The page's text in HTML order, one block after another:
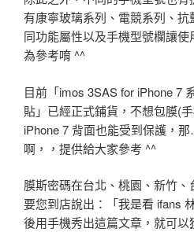
有康寧玻璃系列、電競系列、
同功能屬性以及手機型號欄讓
為參考唷 ^^
目前「imos 3SAS for iPhone 7
貼」已經正式鋪貨，不想包膜(
iPhone 7 背面也能受到保護，
啊，，提供給大家參考 ^^
膜斯密碼在台北、桃園、新竹
要您到店說出：「我是看 ifans
後用手機秀出這篇文章，就可